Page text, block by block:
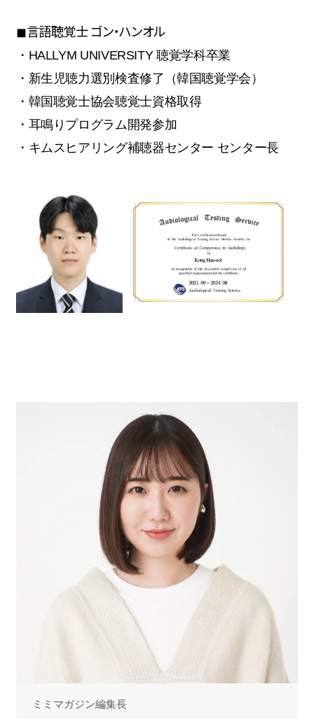
◼︎言語聴覚士 ゴン・ハンオル
・HALLYM UNIVERSITY 聴覚学科卒業
・新生児聴力選別検査修了（韓国聴覚学会）
・韓国聴覚士協会聴覚士資格取得
・耳鳴りプログラム開発参加
・キムスヒアリング補聴器センター センター長
ミミマガジン編集長